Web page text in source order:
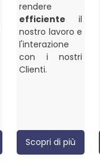
rendere
efficiente il
nostro lavoro e
l'interazione
con i nostri
Clienti.
Scopri di più